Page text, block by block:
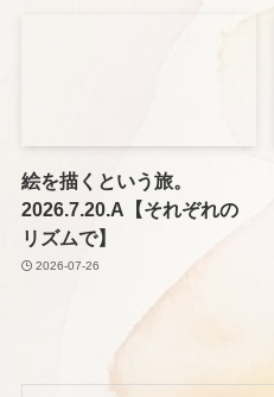
絵を描くという旅。
2026.7.20.A【それぞれの
リズムで】
2026-07-26